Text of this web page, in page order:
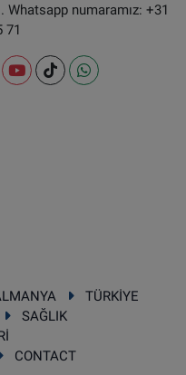
numaramız: +31
71
TÜRKİYE
SAĞLIK
CONTACT